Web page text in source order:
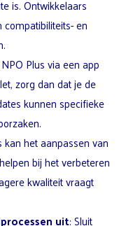
is. Ontwikkelaars
en
Plus via een app
zorg dan dat je de
kunnen specifieke
kan het aanpassen van
bij het verbeteren
kwaliteit vraagt
uit: Sluit